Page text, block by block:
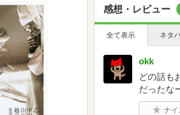
感想・レビュー
全て表示 ネタ
okk
どの話も
だったな
ナイ